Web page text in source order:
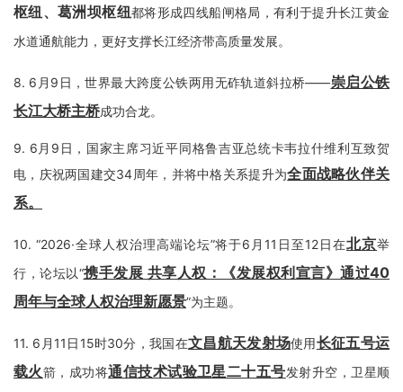
枢纽、葛洲坝枢纽都将形成四线船闸格局，有利于提升长江黄金
水道通航能力，更好支撑长江经济带高质量发展。
8. 6月9日，世界最大跨度公铁两用无砟轨道斜拉桥——崇启公铁
长江大桥主桥成功合龙。
9. 6月9日，国家主席习近平同格鲁吉亚总统卡韦拉什维利互致贺
电，庆祝两国建交34周年，并将中格关系提升为全面战略伙伴关
系。
10. “2026·全球人权治理高端论坛”将于6月11日至12日在北京举
行，论坛以“携手发展 共享人权：《发展权利宣言》通过40
周年与全球人权治理新愿景”为主题。
11. 6月11日15时30分，我国在文昌航天发射场使用长征五号运
载火箭，成功将通信技术试验卫星二十五号发射升空，卫星顺